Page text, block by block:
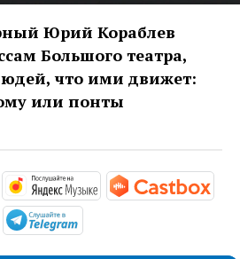
Юрий Кораблев
Большого театра,
что ими движет:
или понты
https://apple.co/34hkBZz
https://